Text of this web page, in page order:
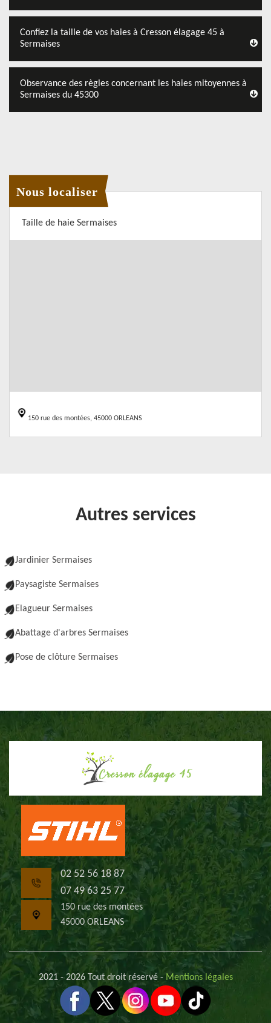
Confiez la taille de vos haies à Cresson élagage 45 à
Sermaises
Observance des règles concernant les haies mitoyennes à
Sermaises du 45300
Nous localiser
Taille de haie Sermaises
150 rue des montées, 45000 ORLEANS
Autres services
Jardinier Sermaises
Paysagiste Sermaises
Elagueur Sermaises
Abattage d'arbres Sermaises
Pose de clôture Sermaises
02 52 56 18 87
07 49 63 25 77
150 rue des montées
45000 ORLEANS
2021 - 2026 Tout droit réservé - Mentions légales